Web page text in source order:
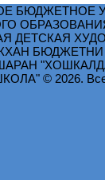
БЮДЖЕТНОЕ
ДЕТСКАЯ
© 2026. Все